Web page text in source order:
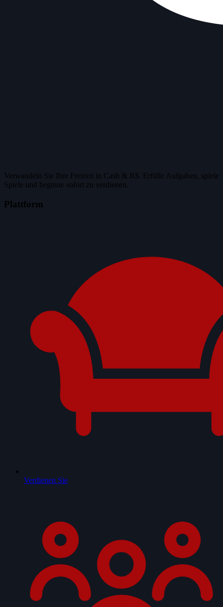
Verwandeln Sie Ihre Freizeit in Cash & R$. Erfülle Aufgaben, spiele
Spiele und beginne sofort zu verdienen.
Plattform
Verdienen Sie